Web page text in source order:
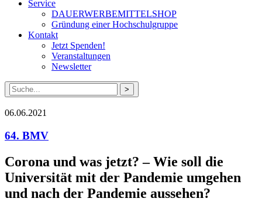
Service
DAUERWERBEMITTELSHOP
Gründung einer Hochschulgruppe
Kontakt
Jetzt Spenden!
Veranstaltungen
Newsletter
Suche
nach:
06.06.2021
64. BMV
Corona und was jetzt? – Wie soll die
Universität mit der Pandemie umgehen
und nach der Pandemie aussehen?